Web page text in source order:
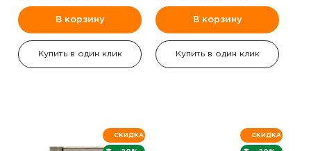
В корзину
Купить в один клик
В корзину
Купить в один клик
СКИДКА СКИДКА